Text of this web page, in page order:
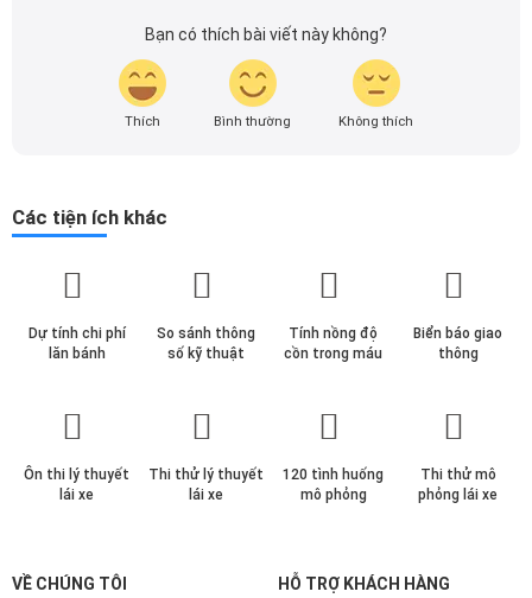
Bạn có thích bài viết này không?
Thích Bình thường Không thích
Các tiện ích khác
Dự tính chi phí
lăn bánh
So sánh thông
số kỹ thuật
Tính nồng độ
cồn trong máu
Biển báo giao
thông
Ôn thi lý thuyết
lái xe
Thi thử lý thuyết
lái xe
120 tình huống
mô phỏng
Thi thử mô
phỏng lái xe
VỀ CHÚNG TÔI HỖ TRỢ KHÁCH HÀNG